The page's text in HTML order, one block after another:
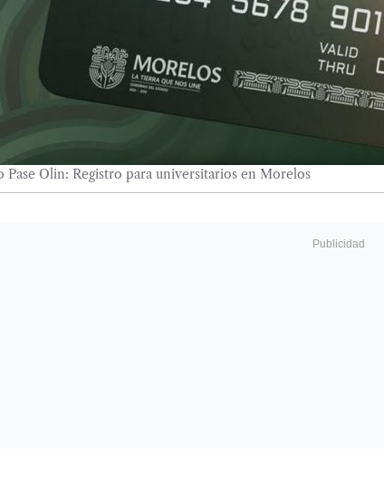
Pase Olin: Registro para universitarios en Morelos